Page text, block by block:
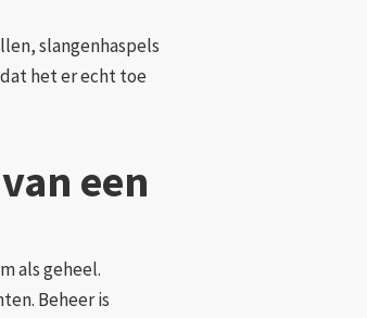
slangenhaspels
het er echt toe
een
als geheel.
Beheer is